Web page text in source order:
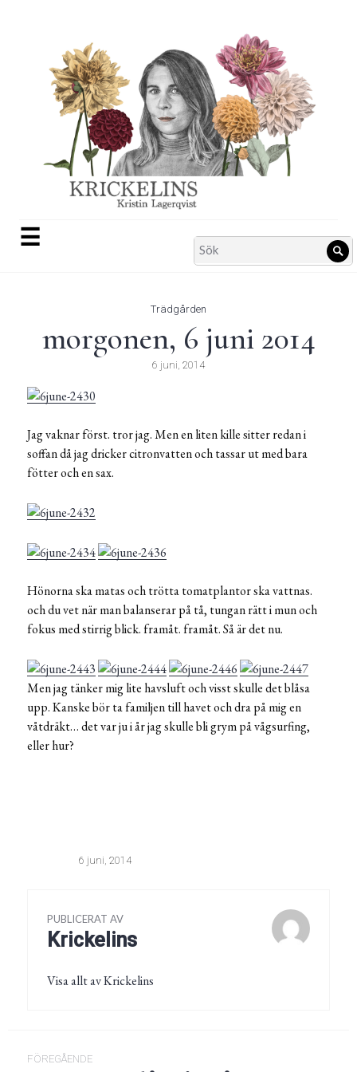
☰
Search
for:
Trädgården
morgonen, 6 juni 2014
6 juni, 2014
Jag vaknar först. tror jag. Men en liten kille sitter redan i
soffan då jag dricker citronvatten och tassar ut med bara
fötter och en sax.
Hönorna ska matas och trötta tomatplantor ska vattnas.
och du vet när man balanserar på tå, tungan rätt i mun och
fokus med stirrig blick. framåt. framåt. Så är det nu.
Men jag tänker mig lite havsluft och visst skulle det blåsa
upp. Kanske bör ta familjen till havet och dra på mig en
våtdräkt… det var ju i år jag skulle bli grym på vågsurfing,
eller hur?
6 juni, 2014
PUBLICERAT AV
Krickelins
Visa allt av Krickelins
FÖREGÅENDE